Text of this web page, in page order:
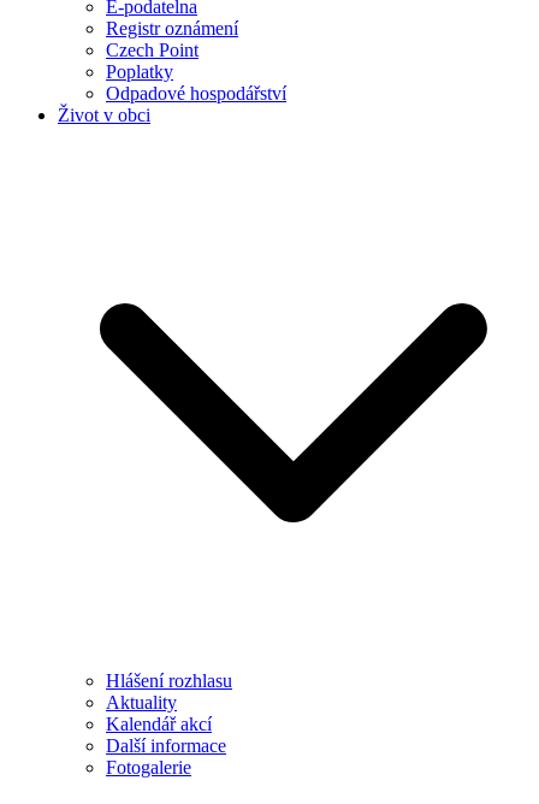
E-podatelna
Registr oznámení
Czech Point
Poplatky
Odpadové hospodářství
Život v obci
Hlášení rozhlasu
Aktuality
Kalendář akcí
Další informace
Fotogalerie